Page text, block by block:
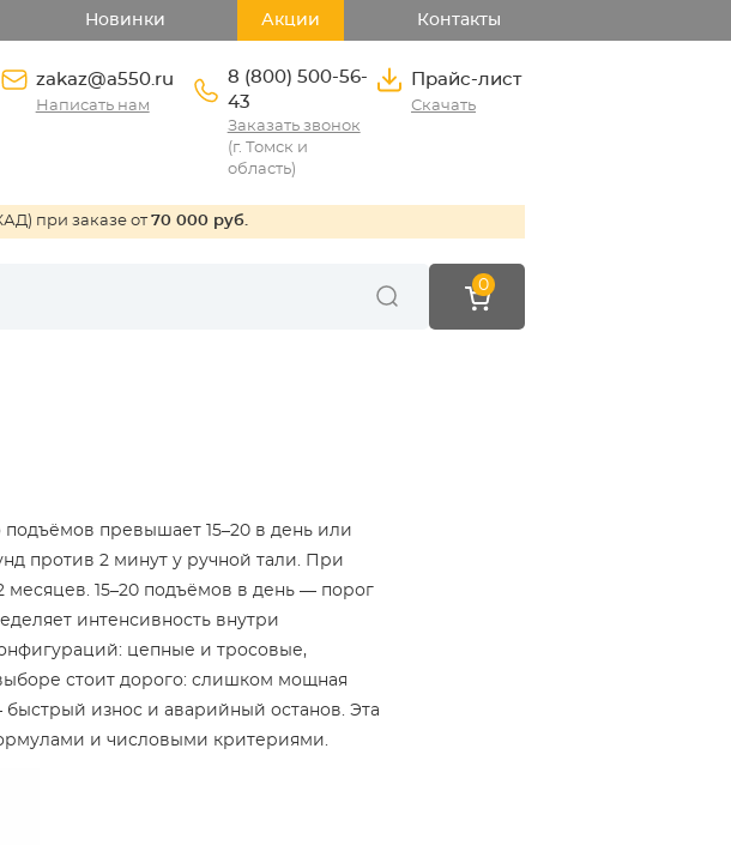
Новинки Акции Контакты
zakaz@a550.ru
Написать нам
8 (800) 500-56-
43
Заказать звонок
(г. Томск и
область)
Прайс-лист
Скачать
при заказе от70 000 руб.
0
превышает 15–20 в день или
против 2 минут у ручной тали. При
месяцев. 15–20 подъёмов в день — порог
интенсивность внутри
цепные и тросовые,
стоит дорого: слишком мощная
износ и аварийный останов. Эта
и числовыми критериями.